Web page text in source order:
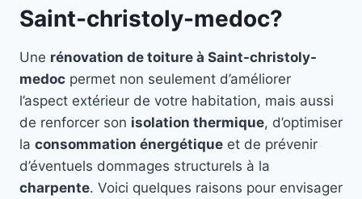
Saint-christoly-medoc?
Une rénovation de toiture à Saint-christoly-
medoc permet non seulement d’améliorer
l’aspect extérieur de votre habitation, mais aussi
de renforcer son isolation thermique, d’optimiser
la consommation énergétique et de prévenir
d’éventuels dommages structurels à la
charpente. Voici quelques raisons pour envisager